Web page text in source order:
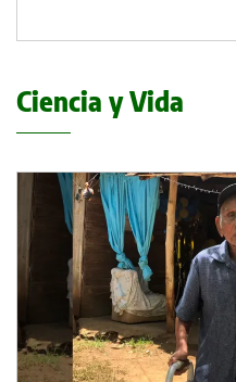
Ciencia y Vida